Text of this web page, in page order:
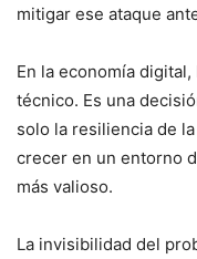
mitigar ese ataque
En la economía
técnico. Es una
solo la resiliencia de
crecer en un entorno
más valioso.
La invisibilidad del